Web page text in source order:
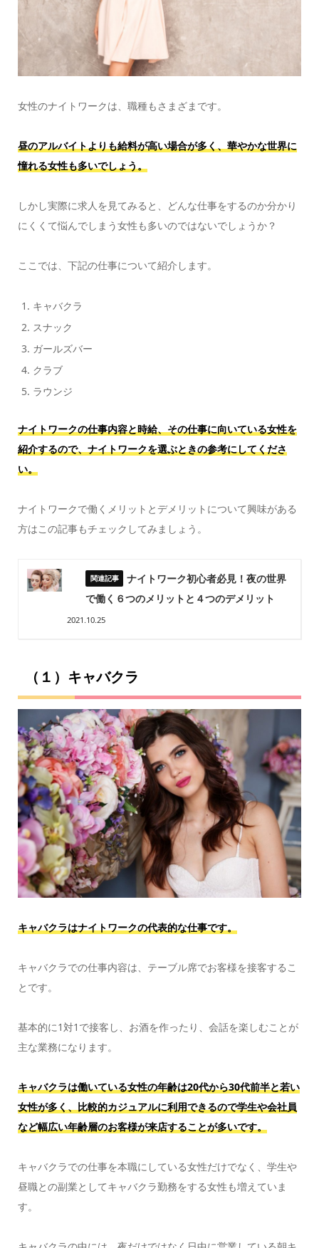
女性のナイトワークは、職種もさまざまです。
昼のアルバイトよりも給料が高い場合が多く、華やかな世界に
憧れる女性も多いでしょう。
しかし実際に求人を見てみると、どんな仕事をするのか分かり
にくくて悩んでしまう女性も多いのではないでしょうか？
ここでは、下記の仕事について紹介します。
キャバクラ
スナック
ガールズバー
クラブ
ラウンジ
ナイトワークの仕事内容と時給、その仕事に向いている女性を
紹介するので、ナイトワークを選ぶときの参考にしてくださ
い。
ナイトワークで働くメリットとデメリットについて興味がある
方はこの記事もチェックしてみましょう。
ナイトワーク初心者必見！夜の世界
で働く６つのメリットと４つのデメリット
2021.10.25
（１）キャバクラ
キャバクラはナイトワークの代表的な仕事です。
キャバクラでの仕事内容は、テーブル席でお客様を接客するこ
とです。
基本的に1対1で接客し、お酒を作ったり、会話を楽しむことが
主な業務になります。
キャバクラは働いている女性の年齢は20代から30代前半と若い
女性が多く、比較的カジュアルに利用できるので学生や会社員
など幅広い年齢層のお客様が来店することが多いです。
キャバクラでの仕事を本職にしている女性だけでなく、学生や
昼職との副業としてキャバクラ勤務をする女性も増えていま
す。